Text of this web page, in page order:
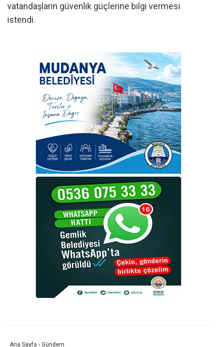
vatandaşların güvenlik güçlerine bilgi vermesi
istendi.
Ana Sayfa › Gündem